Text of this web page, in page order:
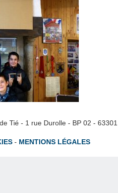
Tié - 1 rue Durolle - BP 02 -
- MENTIONS LÉGALES